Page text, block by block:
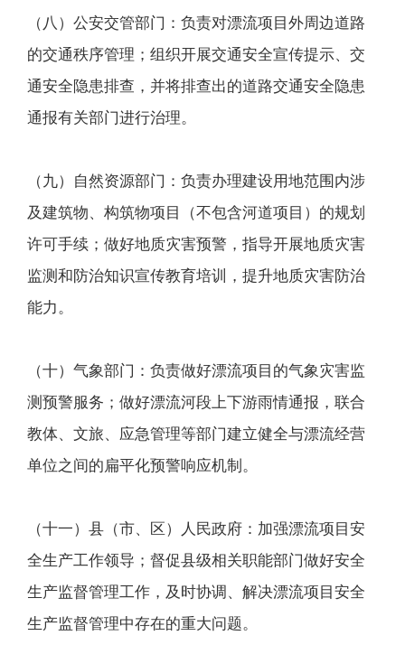
（八）公安交管部门：负责对漂流项目外周边道路
的交通秩序管理；组织开展交通安全宣传提示、交
通安全隐患排查，并将排查出的道路交通安全隐患
通报有关部门进行治理。
（九）自然资源部门：负责办理建设用地范围内涉
及建筑物、构筑物项目（不包含河道项目）的规划
许可手续；做好地质灾害预警，指导开展地质灾害
监测和防治知识宣传教育培训，提升地质灾害防治
能力。
（十）气象部门：负责做好漂流项目的气象灾害监
测预警服务；做好漂流河段上下游雨情通报，联合
教体、文旅、应急管理等部门建立健全与漂流经营
单位之间的扁平化预警响应机制。
（十一）县（市、区）人民政府：加强漂流项目安
全生产工作领导；督促县级相关职能部门做好安全
生产监督管理工作，及时协调、解决漂流项目安全
生产监督管理中存在的重大问题。